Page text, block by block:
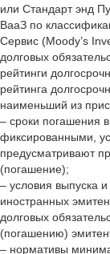
или Стандарт энд
ВааЗ по
Сервис (Moody’s
долговых
рейтинги
рейтинга
наименьший из
– сроки погашения
фиксированными,
предусматривают
(погашение);
– условия выпуска
иностранных
долговых
(погашению)
– нормативы